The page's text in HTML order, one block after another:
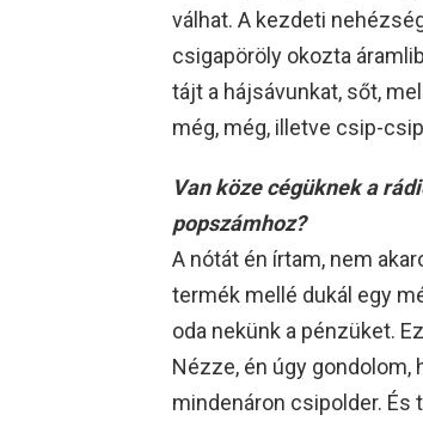
válhat. A kezdeti
csigapöröly okozta
tájt a hájsávunkat, sőt,
még, még, illetve csip-
Van köze cégüknek a
popszámhoz?
A nótát én írtam, nem
termék mellé dukál egy
oda nekünk a pénzüket.
Nézze, én úgy gondolom,
mindenáron csipolder. És